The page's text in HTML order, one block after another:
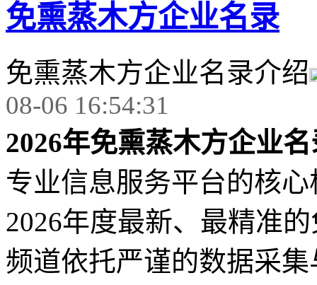
免熏蒸木方企业名录
免熏蒸木方企业名录介绍
08-06 16:54:31
2026年免熏蒸木方企业
专业信息服务平台的核
2026年度最新、最精准
频道依托严谨的数据采